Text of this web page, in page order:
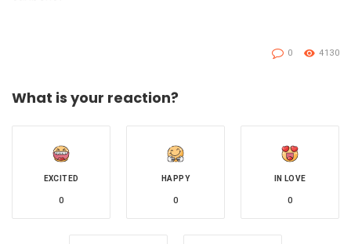
0 4130
What is your reaction?
EXCITED
0
HAPPY
0
IN LOVE
0